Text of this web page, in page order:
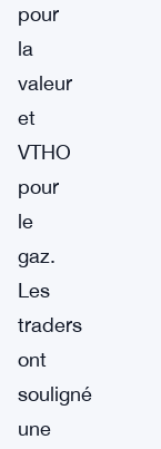
pour
la
valeur
et
VTHO
pour
le
gaz.
Les
traders
ont
souligné
une